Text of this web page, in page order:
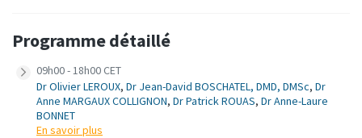
Programme détaillé
09h00 - 18h00 CET
Dr Olivier LEROUX, Dr Jean-David BOSCHATEL, DMD, DMSc, Dr
Anne MARGAUX COLLIGNON, Dr Patrick ROUAS, Dr Anne-Laure
BONNET
En savoir plus